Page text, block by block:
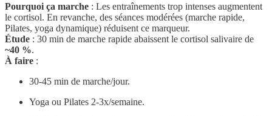
Pourquoi ça marche : Les entraînements trop intenses augmentent
le cortisol. En revanche, des séances modérées (marche rapide,
Pilates, yoga dynamique) réduisent ce marqueur.
Étude : 30 min de marche rapide abaissent le cortisol salivaire de
~40 %.
À faire :
30-45 min de marche/jour.
Yoga ou Pilates 2-3x/semaine.